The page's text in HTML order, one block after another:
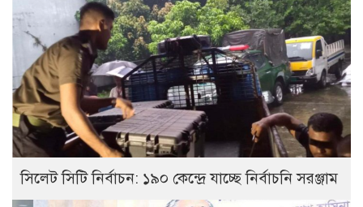
সিলেট সিটি নির্বাচন: ১৯০ কেন্দ্রে যাচ্ছে নির্বাচনি সরঞ্জাম